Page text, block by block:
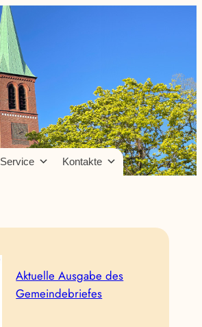
Service Kontakte
Aktuelle Ausgabe des
Gemeindebriefes